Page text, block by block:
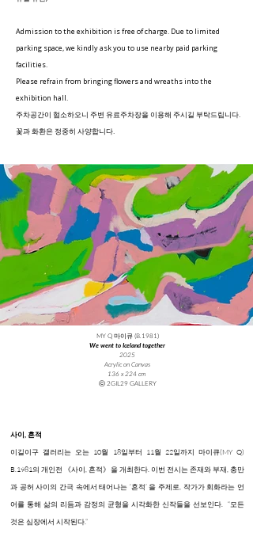
Admission to the exhibition is free of charge. Due to limited
parking space, we kindly ask you to use nearby paid parking
facilities.
Please refrain from bringing flowers and wreaths into the
exhibition hall.​
주차공간이 협소하오니 주변 유료주차장을 이용해 주시길 부탁드립니다.
꽃과 화환은 정중히 사양합니다.
MY Q 마이큐 (B.1981)
We went to Iceland together
2025
Acrylic on Canvas
136 x 224 cm
ⓒ 2GIL29 GALLERY
사이, 흔적
이길이구 갤러리는 오는 10월 18일부터 11월 22일까지 마이큐(MY Q)
B.1981의 개인전 《사이, 흔적》을 개최한다. 이번 전시는 존재와 부재, 충만
과 공허 사이의 간극 속에서 태어나는 ‘흔적’ 을 주제로, 작가가 회화라는 언
어를 통해 삶의 리듬과 감정의 균형을 시각화한 신작들을 선보인다. “모든
것은 심장에서 시작된다.”